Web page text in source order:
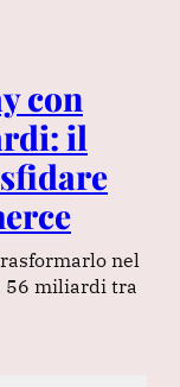
con
il
nel
56 miliardi tra